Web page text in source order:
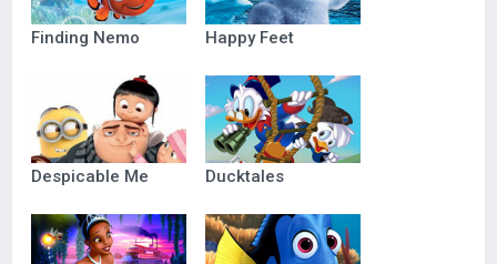
Finding Nemo Happy Feet
Despicable Me Ducktales